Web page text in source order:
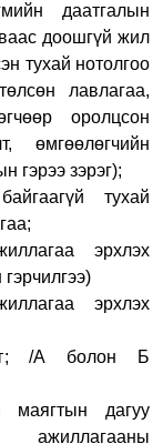
даатгалын
доошгүй жил
тухай нотолгоо
лавлагаа,
оролцсон
өмгөөлөгчийн
гэрээ зэрэг);
тухай
эрхлэх
эрхлэх
/А болон Б
маягтын дагуу
ажиллагааны